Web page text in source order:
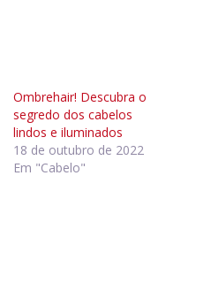
Ombrehair! Descubra o
segredo dos cabelos
lindos e iluminados
18 de outubro de 2022
Em "Cabelo"